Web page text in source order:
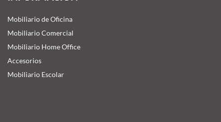
Mobiliario de Oficina
Mobiliario Comercial
Mobiliario Home Office
Accesorios
Mobiliario Escolar